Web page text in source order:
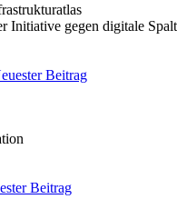
Initiative gegen digitale